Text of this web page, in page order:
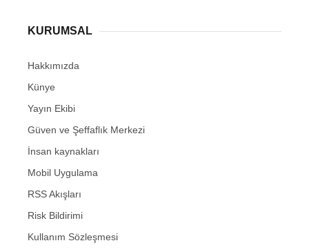
KURUMSAL
Hakkımızda
Künye
Yayın Ekibi
Güven ve Şeffaflık Merkezi
İnsan kaynakları
Mobil Uygulama
RSS Akışları
Risk Bildirimi
Kullanım Sözleşmesi